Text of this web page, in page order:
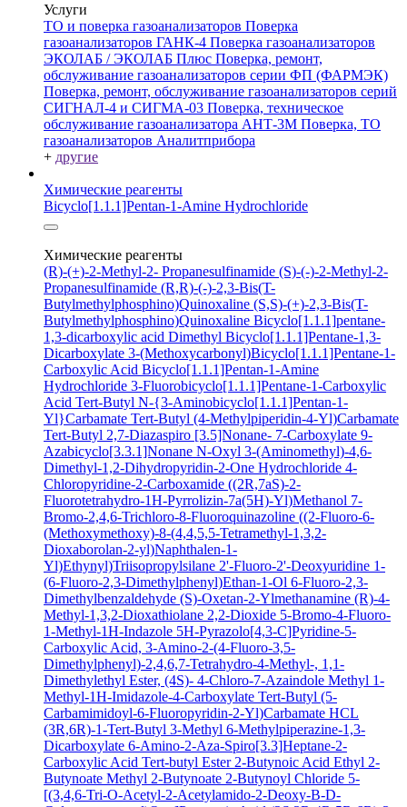
Услуги
ТО и поверка газоанализаторов Поверка
газоанализаторов ГАНК-4 Поверка газоанализаторов
ЭКОЛАБ / ЭКОЛАБ Плюс Поверка, ремонт,
обслуживание газоанализаторов серии ФП (ФАРМЭК)
Поверка, ремонт, обслуживание газоанализаторов серий
СИГНАЛ-4 и СИГМА-03 Поверка, техническое
обслуживание газоанализатора АНТ-3М Поверка, ТО
газоанализаторов Аналитприбора
+ другие
Химические реагенты
Bicyclo[1.1.1]Pentan-1-Amine Hydrochloride
Химические реагенты
(R)-(+)-2-Methyl-2- Propanesulfinamide (S)-(-)-2-Methyl-2-
Propanesulfinamide (R,R)-(-)-2,3-Bis(T-
Butylmethylphosphino)Quinoxaline (S,S)-(+)-2,3-Bis(T-
Butylmethylphosphino)Quinoxaline Bicyclo[1.1.1]pentane-
1,3-dicarboxylic acid Dimethyl Bicyclo[1.1.1]Pentane-1,3-
Dicarboxylate 3-(Methoxycarbonyl)Bicyclo[1.1.1]Pentane-1-
Carboxylic Acid Bicyclo[1.1.1]Pentan-1-Amine
Hydrochloride 3-Fluorobicyclo[1.1.1]Pentane-1-Carboxylic
Acid Tert-Butyl N-{3-Aminobicyclo[1.1.1]Pentan-1-
Yl}Carbamate Tert-Butyl (4-Methylpiperidin-4-Yl)Carbamate
Tert-Butyl 2,7-Diazaspiro [3.5]Nonane- 7-Carboxylate 9-
Azabicyclo[3.3.1]Nonane N-Oxyl 3-(Aminomethyl)-4,6-
Dimethyl-1,2-Dihydropyridin-2-One Hydrochloride 4-
Chloropyridine-2-Carboxamide ((2R,7aS)-2-
Fluorotetrahydro-1H-Pyrrolizin-7a(5H)-Yl)Methanol 7-
Bromo-2,4,6-Trichloro-8-Fluoroquinazoline ((2-Fluoro-6-
(Methoxymethoxy)-8-(4,4,5,5-Tetramethyl-1,3,2-
Dioxaborolan-2-yl)Naphthalen-1-
Yl)Ethynyl)Triisopropylsilane 2'-Fluoro-2'-Deoxyuridine 1-
(6-Fluoro-2,3-Dimethylphenyl)Ethan-1-Ol 6-Fluoro-2,3-
Dimethylbenzaldehyde (S)-Oxetan-2-Ylmethanamine (R)-4-
Methyl-1,3,2-Dioxathiolane 2,2-Dioxide 5-Bromo-4-Fluoro-
1-Methyl-1H-Indazole 5H-Pyrazolo[4,3-C]Pyridine-5-
Carboxylic Acid, 3-Amino-2-(4-Fluoro-3,5-
Dimethylphenyl)-2,4,6,7-Tetrahydro-4-Methyl-, 1,1-
Dimethylethyl Ester, (4S)- 4-Chloro-7-Azaindole Methyl 1-
Methyl-1H-Imidazole-4-Carboxylate Tert-Butyl (5-
Carbamimidoyl-6-Fluoropyridin-2-Yl)Carbamate HCL
(3R,6R)-1-Tert-Butyl 3-Methyl 6-Methylpiperazine-1,3-
Dicarboxylate 6-Amino-2-Aza-Spiro[3.3]Heptane-2-
Carboxylic Acid Tert-butyl Ester 2-Butynoic Acid Ethyl 2-
Butynoate Methyl 2-Butynoate 2-Butynoyl Chloride 5-
[(3,4,6-Tri-O-Acetyl-2-Acetylamido-2-Deoxy-B-D-